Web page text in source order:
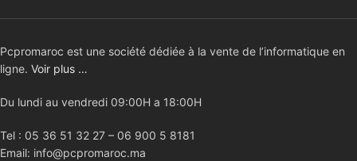
Pcpromaroc est une société dédiée à la vente de l’informatique en
ligne. Voir plus …
Du lundi au vendredi 09:00H a 18:00H
Tel : 05 36 51 32 27 – 06 900 5 8181
Email: info@pcpromaroc.ma